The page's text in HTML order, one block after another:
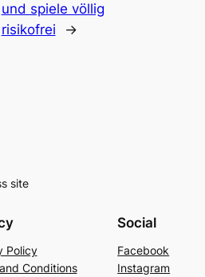
und spiele völlig
risikofrei
→
site
Policy
Conditions
Social
Facebook
Instagram